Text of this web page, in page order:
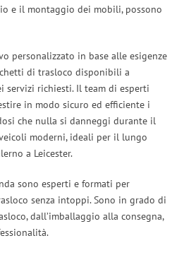
e il montaggio dei mobili, possono
personalizzato in base alle esigenze
di trasloco disponibili a
servizi richiesti. Il team di esperti
in modo sicuro ed efficiente i
che nulla si danneggi durante il
moderni, ideali per il lungo
a Leicester.
sono esperti e formati per
senza intoppi. Sono in grado di
dall’imballaggio alla consegna,